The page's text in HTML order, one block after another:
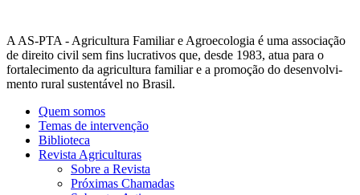
A AS-PTA - Agricultura Familiar e Agro­ecologia é uma associação
de direito civil sem fins lucrativos que, desde 1983, atua para o
fortalecimento da agricultura familiar e a promoção do desenvolvi­
mento rural sustentável no Brasil.
Quem somos
Temas de intervenção
Biblioteca
Revista Agriculturas
Sobre a Revista
Próximas Chamadas